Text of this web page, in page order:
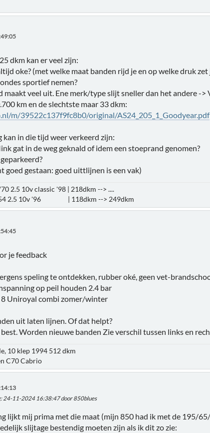
dkm kan er veel zijn:
oke? (met welke maat banden rijd je en op welke druk zet
sportief nemen?
maakt veel uit. Ene merk/type slijt sneller dan het andere -
km en de slechtste maar 33 dkm:
m/39522c137f9fc8b0/original/AS24_205_1_Goodyear.pdf
in die tijd weer verkeerd zijn:
gat in de weg geknald of idem een stoeprand genomen?
goed gestaan: goed uittlijnen is een vak)
2.5 10v classic '98 | 218dkm --> ....
2.5 10v '96 | 118dkm --> 249dkm
je feedback
speling te ontdekken, rubber oké, geen vet-
op peil houden 2.4 bar
Uniroyal combi zomer/winter
uit laten lijnen. Of dat helpt?
Worden nieuwe banden Zie verschil tussen links en
10 klep 1994 512 dkm
C70 Cabrio
: 24-11-2024 16:38:47 door 850blues
lijkt mij prima met die maat (mijn 850 had ik met de 195/
slijtage bestendig moeten zijn als ik dit zo zie: